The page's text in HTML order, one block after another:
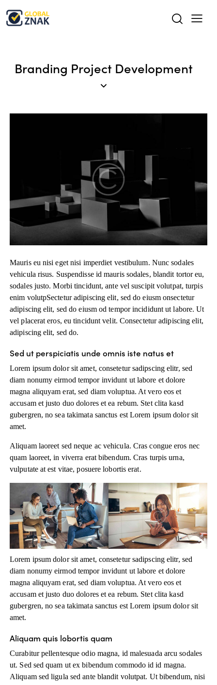
Branding Project Development
Mauris eu nisi eget nisi imperdiet vestibulum. Nunc sodales
vehicula risus. Suspendisse id mauris sodales, blandit tortor eu,
sodales justo. Morbi tincidunt, ante vel suscipit volutpat, turpis
enim volutpSectetur adipiscing elit, sed do eiusm onsectetur
adipiscing elit, sed do eiusm od tempor incididunt ut labore. Ut
vel placerat eros, eu tincidunt velit. Consectetur adipiscing elit,
adipiscing elit, sed do.
Sed ut perspiciatis unde omnis iste natus et
Lorem ipsum dolor sit amet, consetetur sadipscing elitr, sed
diam nonumy eirmod tempor invidunt ut labore et dolore
magna aliquyam erat, sed diam voluptua. At vero eos et
accusam et justo duo dolores et ea rebum. Stet clita kasd
gubergren, no sea takimata sanctus est Lorem ipsum dolor sit
amet.
Aliquam laoreet sed neque ac vehicula. Cras congue eros nec
quam laoreet, in viverra erat bibendum. Cras turpis urna,
vulputate at est vitae, posuere lobortis erat.
Lorem ipsum dolor sit amet, consetetur sadipscing elitr, sed
diam nonumy eirmod tempor invidunt ut labore et dolore
magna aliquyam erat, sed diam voluptua. At vero eos et
accusam et justo duo dolores et ea rebum. Stet clita kasd
gubergren, no sea takimata sanctus est Lorem ipsum dolor sit
amet.
Aliquam quis lobortis quam
Curabitur pellentesque odio magna, id malesuada arcu sodales
ut. Sed sed quam ut ex bibendum commodo id id magna.
Aliquam sed ligula sed ante blandit volutpat. Ut bibendum, nisi